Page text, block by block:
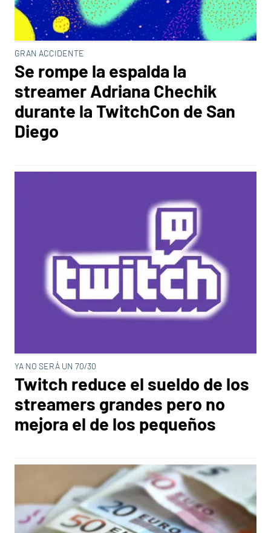
GRAN ACCIDENTE
Se rompe la espalda la
streamer Adriana Chechik
durante la TwitchCon de San
Diego
YA NO SERÁ UN 70/30
Twitch reduce el sueldo de los
streamers grandes pero no
mejora el de los pequeños